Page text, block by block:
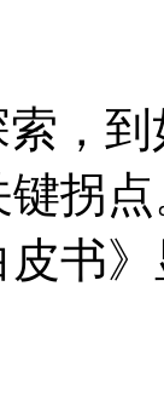
，
拐
书